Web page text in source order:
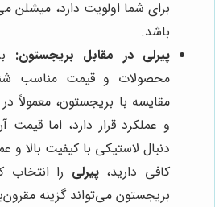
برای شما اولویت دارد، میشلن
باشد.
پیرلی در مقابل بریجستون:
محصولات و قیمت مناسب
مقایسه با بریجستون، معمولاً
و عملکرد قرار دارد، اما
دنبال لاستیکی با کیفیت بالا و
کافی دارید،پیرلی را انتخاب
بریجستون می‌تواند گزینه